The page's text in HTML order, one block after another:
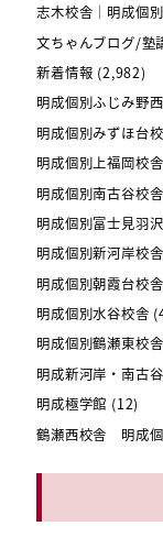
志木校舎｜明成個別
文ちゃんブログ/塾
新着情報 (2,982)
明成個別ふじみ野
明成個別みずほ台
明成個別上福岡校舎
明成個別南古谷校舎
明成個別富士見羽
明成個別新河岸校舎
明成個別朝霞台校舎
明成個別水谷校舎
明成個別鶴瀬東校舎
明成新河岸・南古
明成極学館 (12)
鶴瀬西校舎 明成